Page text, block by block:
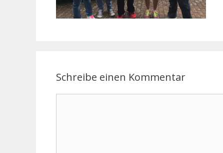
Schreibe einen Kommentar